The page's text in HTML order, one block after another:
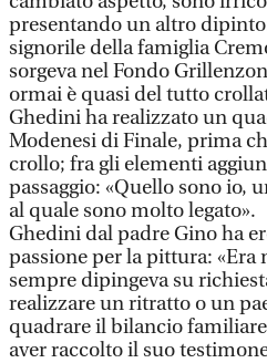
presentando un altro
signorile della famiglia
sorgeva nel Fondo
ormai è quasi del tutto
Ghedini ha realizzato un
Modenesi di Finale, prima
crollo; fra gli elementi
passaggio: «Quello sono io,
al quale sono molto legato».
Ghedini dal padre Gino ha
passione per la pittura:
sempre dipingeva su
realizzare un ritratto o un
quadrare il bilancio
aver raccolto il suo